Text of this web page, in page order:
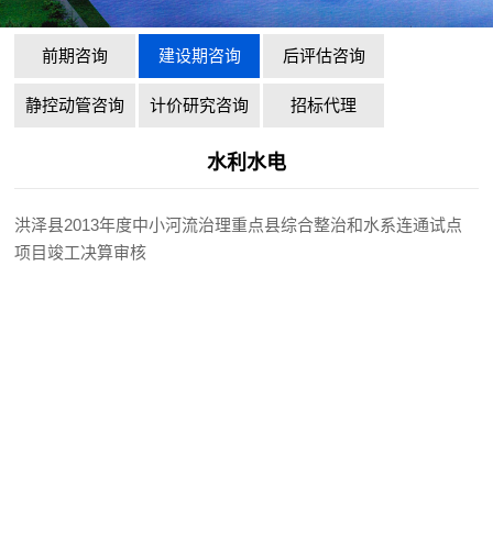
前期咨询 建设期咨询 后评估咨询
静控动管咨询 计价研究咨询 招标代理
水利水电
洪泽县2013年度中小河流治理重点县综合整治和水系连通试点
项目竣工决算审核